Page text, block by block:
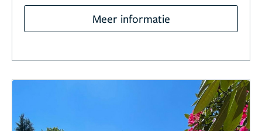
Meer informatie